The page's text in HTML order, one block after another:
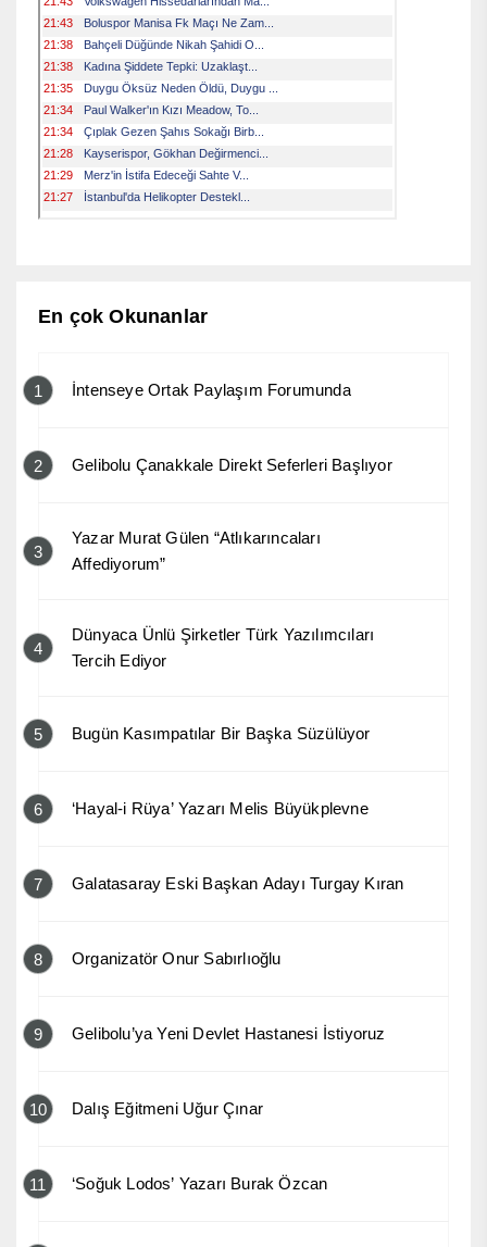
En çok Okunanlar
1 İntenseye Ortak Paylaşım Forumunda
2 Gelibolu Çanakkale Direkt Seferleri Başlıyor
3
Yazar Murat Gülen “Atlıkarıncaları
Affediyorum”
4
Dünyaca Ünlü Şirketler Türk Yazılımcıları
Tercih Ediyor
5 Bugün Kasımpatılar Bir Başka Süzülüyor
6 ‘Hayal-i Rüya’ Yazarı Melis Büyükplevne
7 Galatasaray Eski Başkan Adayı Turgay Kıran
8 Organizatör Onur Sabırlıoğlu
9 Gelibolu’ya Yeni Devlet Hastanesi İstiyoruz
10 Dalış Eğitmeni Uğur Çınar
11 ‘Soğuk Lodos’ Yazarı Burak Özcan